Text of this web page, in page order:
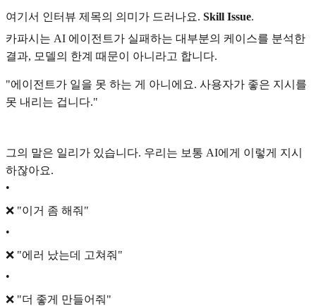
여기서 인터뷰 제목의 의미가 드러나요. Skill Issue.
카파시는 AI 에이전트가 실패하는 대부분의 케이스를 분석한
결과, 모델의 한계 때문이 아니라고 합니다.
"에이전트가 일을 못 하는 게 아니에요. 사용자가 좋은 지시를
못 내리는 겁니다."
그의 말은 일리가 있습니다. 우리는 보통 AI에게 이렇게 지시
하잖아요.
•
❌ "이거 좀 해줘"
•
❌ "에러 났는데 고쳐줘"
•
❌ "더 좋게 만들어줘"